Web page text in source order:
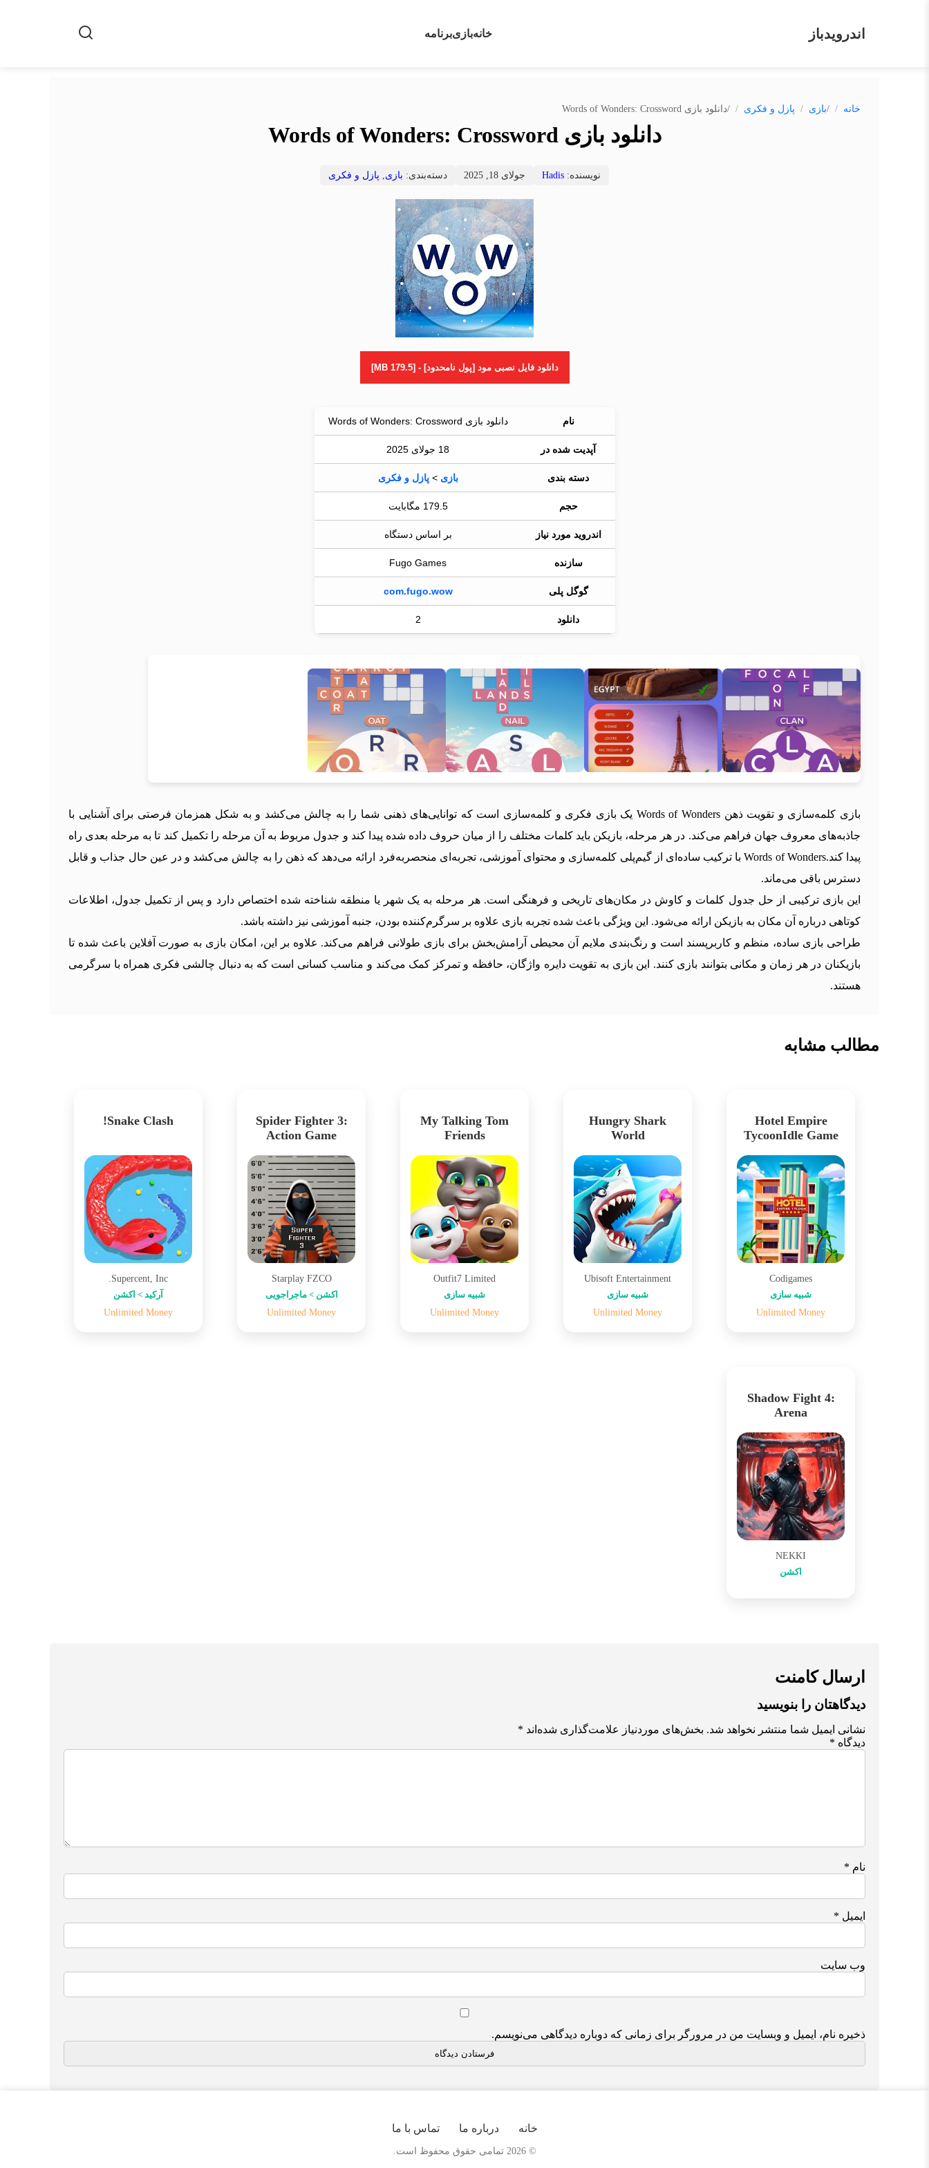
اندرویدباز خانهبازیبرنامه
خانه /بازی پازل و فکری /دانلود بازی Words of Wonders: Crossword
دانلود بازی Words of Wonders: Crossword
نویسنده: Hadis جولای 18, 2025 دسته‌بندی: بازی, پازل و فکری
دانلود فایل نصبی مود [پول نامحدود] - [179.5 MB]
نام دانلود بازی Words of Wonders: Crossword
آپدیت شده در 18 جولای 2025
دسته بندی بازی >پازل و فکری
حجم 179.5 مگابایت
اندروید مورد نیاز بر اساس دستگاه
سازنده Fugo Games
گوگل پلی com.fugo.wow
دانلود 2
بازی کلمه‌سازی و تقویت ذهن Words of Wonders یک بازی فکری و کلمه‌سازی است که توانایی‌های ذهنی شما را به چالش می‌کشد و به شکل همزمان فرصتی برای آشنایی با
جاذبه‌های معروف جهان فراهم می‌کند. در هر مرحله، بازیکن باید کلمات مختلف را از میان حروف داده شده پیدا کند و جدول مربوط به آن مرحله را تکمیل کند تا به مرحله بعدی راه
پیدا کند.Words of Wonders با ترکیب ساده‌ای از گیم‌پلی کلمه‌سازی و محتوای آموزشی، تجربه‌ای منحصربه‌فرد ارائه می‌دهد که ذهن را به چالش می‌کشد و در عین حال جذاب و قابل
دسترس باقی می‌ماند.
این بازی ترکیبی از حل جدول کلمات و کاوش در مکان‌های تاریخی و فرهنگی است. هر مرحله به یک شهر یا منطقه شناخته شده اختصاص دارد و پس از تکمیل جدول، اطلاعات
کوتاهی درباره آن مکان به بازیکن ارائه می‌شود. این ویژگی باعث شده تجربه بازی علاوه بر سرگرم‌کننده بودن، جنبه آموزشی نیز داشته باشد.
طراحی بازی ساده، منظم و کاربرپسند است و رنگ‌بندی ملایم آن محیطی آرامش‌بخش برای بازی طولانی فراهم می‌کند. علاوه بر این، امکان بازی به صورت آفلاین باعث شده تا
بازیکنان در هر زمان و مکانی بتوانند بازی کنند. این بازی به تقویت دایره واژگان، حافظه و تمرکز کمک می‌کند و مناسب کسانی است که به دنبال چالشی فکری همراه با سرگرمی
هستند.
مطالب مشابه
Hotel Empire
TycoonIdle Game
Codigames
شبیه سازی
Unlimited Money
Hungry Shark
World
Ubisoft Entertainment
شبیه سازی
Unlimited Money
My Talking Tom
Friends
Outfit7 Limited
شبیه سازی
Unlimited Money
Spider Fighter 3:
Action Game
Starplay FZCO
اکشن > ماجراجویی
Unlimited Money
Snake Clash!
Supercent, Inc.
آرکید > اکشن
Unlimited Money
Shadow Fight 4:
Arena
NEKKI
اکشن
ارسال کامنت
دیدگاهتان را بنویسید
نشانی ایمیل شما منتشر نخواهد شد. بخش‌های موردنیاز علامت‌گذاری شده‌اند *
دیدگاه *
نام *
ایمیل *
وب‌ سایت
ذخیره نام، ایمیل و وبسایت من در مرورگر برای زمانی که دوباره دیدگاهی می‌نویسم.
خانه درباره ما تماس با ما
© 2026 تمامی حقوق محفوظ است.